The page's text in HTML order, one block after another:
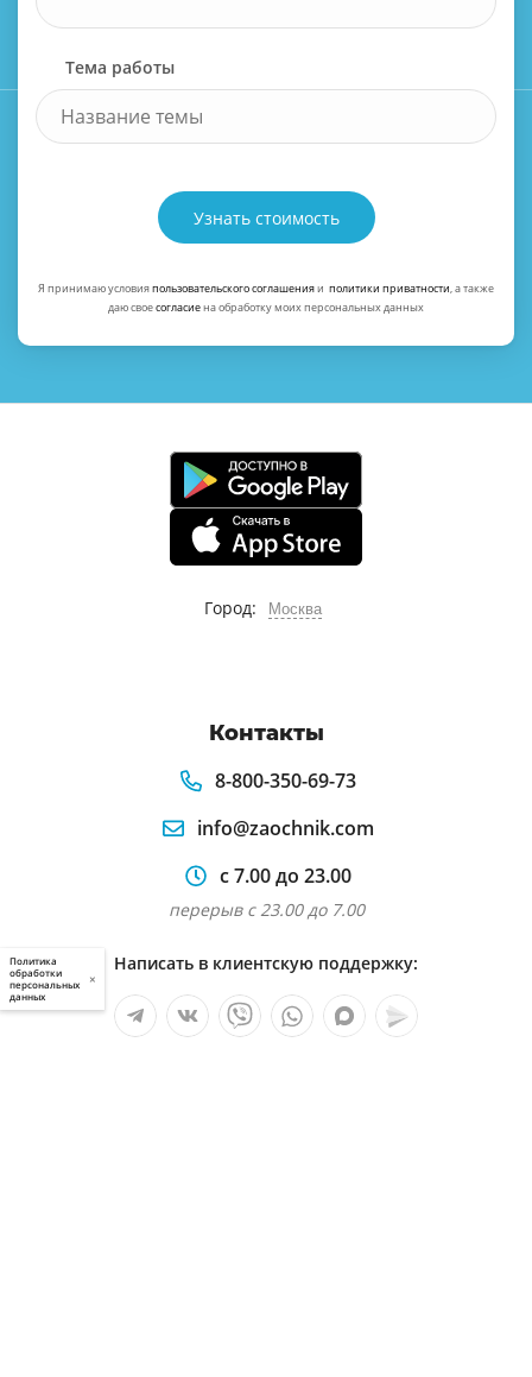
Тема работы
Узнать стоимость
Я принимаю условияпользовательского соглашенияи политики приватности, а также
даю своесогласиена обработку моих персональных данных
Город: Москва
Контакты
8-800-350-69-73
info@zaochnik.com
с 7.00 до 23.00
перерыв с 23.00 до 7.00
Написать в клиентскую поддержку:
Политика
обработки
персональных
данных
×